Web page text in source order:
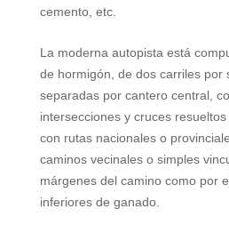
cemento, etc.
La moderna autopista está
de hormigón, de dos carriles por
separadas por cantero central,
intersecciones y cruces
con rutas nacionales o
caminos vecinales o simples
márgenes del camino como por
inferiores de ganado.